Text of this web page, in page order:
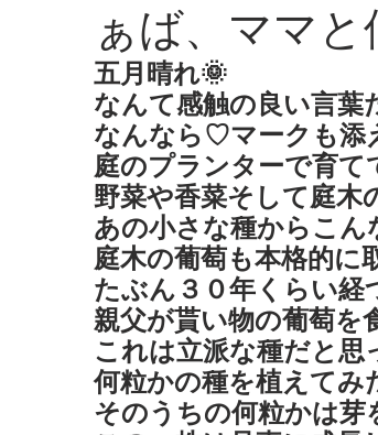
ぁば、ママと
五月晴れ🌞
なんて感触の良い言葉
なんなら♡マークも添
庭のプランターで育て
野菜や香菜そして庭木
あの小さな種からこ
庭木の葡萄も本格的に
たぶん３０年くらい経
親父が貰い物の葡萄を
これは立派な種だと思
何粒かの種を植えてみ
そのうちの何粒かは芽